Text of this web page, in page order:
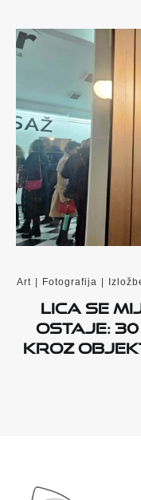
Art Fotografija
Lica se
ostaje:
kroz